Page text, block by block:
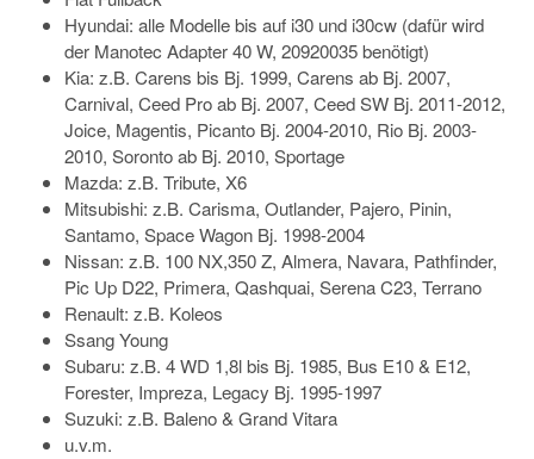
Hyundai: alle Modelle bis auf i30 und i30cw (dafür wird
der Manotec Adapter 40 W, 20920035 benötigt)
Kia: z.B. Carens bis Bj. 1999, Carens ab Bj. 2007,
Carnival, Ceed Pro ab Bj. 2007, Ceed SW Bj. 2011-2012,
Joice, Magentis, Picanto Bj. 2004-2010, Rio Bj. 2003-
2010, Soronto ab Bj. 2010, Sportage
Mazda: z.B. Tribute, X6
Mitsubishi: z.B. Carisma, Outlander, Pajero, Pinin,
Santamo, Space Wagon Bj. 1998-2004
Nissan: z.B. 100 NX,350 Z, Almera, Navara, Pathfinder,
Pic Up D22, Primera, Qashquai, Serena C23, Terrano
Renault: z.B. Koleos
Ssang Young
Subaru: z.B. 4 WD 1,8l bis Bj. 1985, Bus E10 & E12,
Forester, Impreza, Legacy Bj. 1995-1997
Suzuki: z.B. Baleno & Grand Vitara
u.v.m.